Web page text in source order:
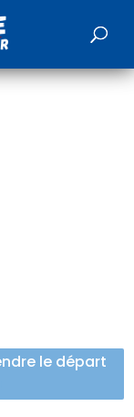
le départ